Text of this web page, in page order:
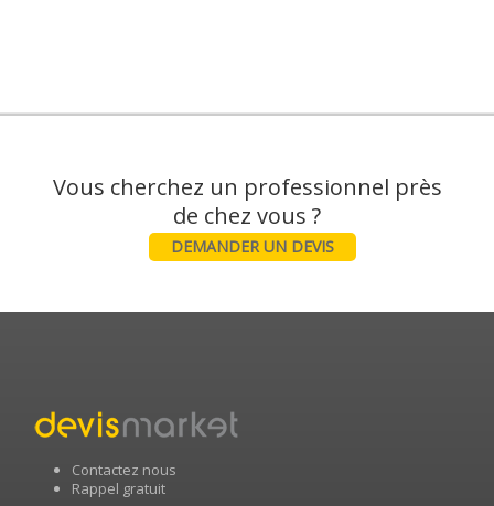
Vous cherchez un professionnel près
DEMANDER UN DEVIS
Contactez nous
Rappel gratuit